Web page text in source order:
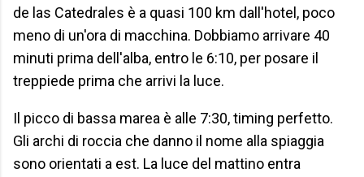
de las Catedrales è a quasi 100 km dall'hotel, poco
meno di un'ora di macchina. Dobbiamo arrivare 40
minuti prima dell'alba, entro le 6:10, per posare il
treppiede prima che arrivi la luce.
Il picco di bassa marea è alle 7:30, timing perfetto.
Gli archi di roccia che danno il nome alla spiaggia
sono orientati a est. La luce del mattino entra